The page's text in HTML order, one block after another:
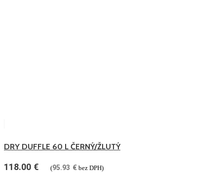
DRY DUFFLE 60 L ČERNÝ/ŽLUTÝ
118.00 € (95.93 € bez DPH)